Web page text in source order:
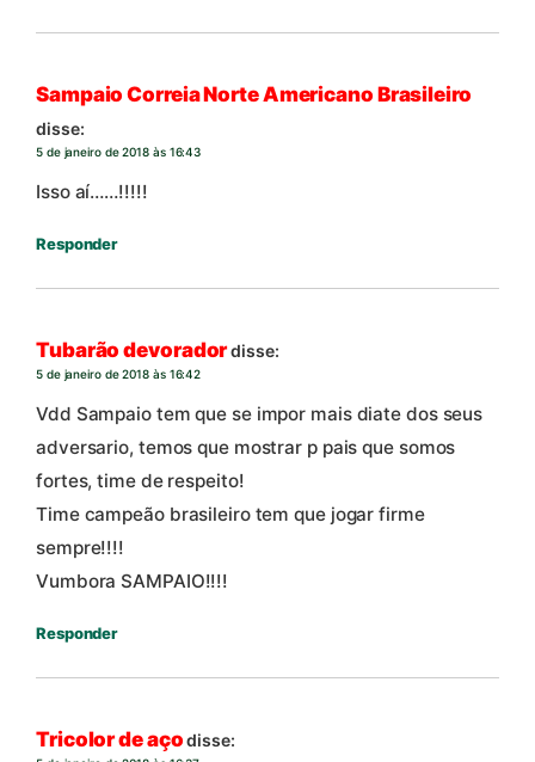
Sampaio Correia Norte Americano Brasileiro
disse:
5 de janeiro de 2018 às 16:43
Isso aí……!!!!!
Responder
Tubarão devoradordisse:
5 de janeiro de 2018 às 16:42
Vdd Sampaio tem que se impor mais diate dos seus
adversario, temos que mostrar p pais que somos
fortes, time de respeito!
Time campeão brasileiro tem que jogar firme
sempre!!!!
Vumbora SAMPAIO!!!!
Responder
Tricolor de aço disse: